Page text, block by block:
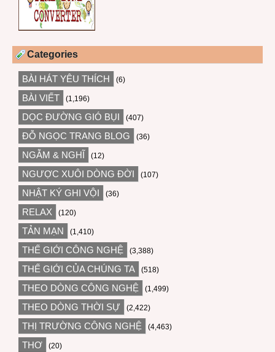
Categories
BÀI HÁT YÊU THÍCH (6)
BÀI VIẾT (1,196)
DỌC ĐƯỜNG GIÓ BỤI (407)
ĐỖ NGỌC TRANG BLOG (36)
NGẪM & NGHĨ (12)
NGƯỢC XUÔI DÒNG ĐỜI (107)
NHẬT KÝ GHI VỘI (36)
RELAX (120)
TẢN MẠN (1,410)
THẾ GIỚI CÔNG NGHỆ (3,388)
THẾ GIỚI CỦA CHÚNG TA (518)
THEO DÒNG CÔNG NGHỆ (1,499)
THEO DÒNG THỜI SỰ (2,422)
THỊ TRƯỜNG CÔNG NGHỆ (4,463)
THƠ (20)